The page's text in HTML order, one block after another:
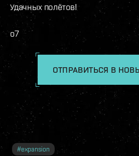
Удачных полётов!
o7
ОТПРАВИТЬСЯ В
#expansion